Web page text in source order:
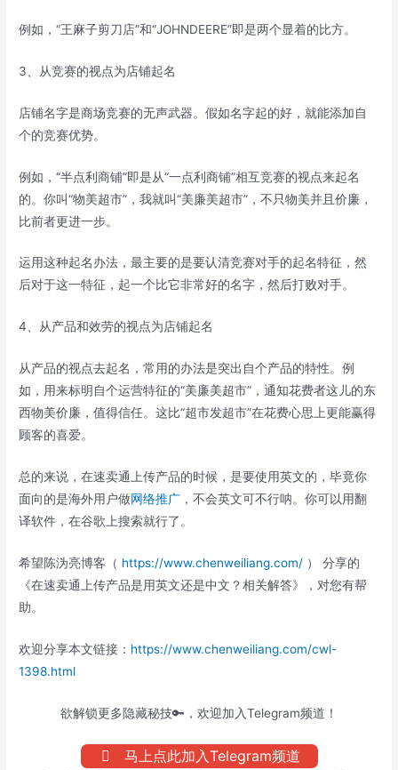
例如，“王麻子剪刀店”和“JOHNDEERE”即是两个显着的比方。
3、从竞赛的视点为店铺起名
店铺名字是商场竞赛的无声武器。假如名字起的好，就能添加自
个的竞赛优势。
例如，“半点利商铺”即是从“一点利商铺”相互竞赛的视点来起名
的。你叫“物美超市”，我就叫“美廉美超市”，不只物美并且价廉，
比前者更进一步。
运用这种起名办法，最主要的是要认清竞赛对手的起名特征，然
后对于这一特征，起一个比它非常好的名字，然后打败对手。
4、从产品和效劳的视点为店铺起名
从产品的视点去起名，常用的办法是突出自个产品的特性。例
如，用来标明自个运营特征的“美廉美超市”，通知花费者这儿的东
西物美价廉，值得信任。这比“超市发超市”在花费心思上更能赢得
顾客的喜爱。
总的来说，在速卖通上传产品的时候，是要使用英文的，毕竟你
面向的是海外用户做网络推广 ，不会英文可不行呐。你可以用翻
译软件，在谷歌上搜索就行了。
希望陈沩亮博客（ https://www.chenweiliang.com/ ） 分享的
《在速卖通上传产品是用英文还是中文？相关解答》，对您有帮
助。
欢迎分享本文链接： https://www.chenweiliang.com/cwl-
1398.html
欲解锁更多隐藏秘技🔑，欢迎加入Telegram频道！
马上点此加入Telegram频道